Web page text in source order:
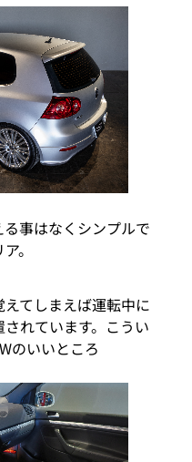
事はなくシンプルで
。
てしまえば運転中に
れています。こうい
のいいところ